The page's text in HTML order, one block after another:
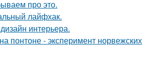
про это.
лайфхак.
интерьера.
понтоне - эксперимент норвежских